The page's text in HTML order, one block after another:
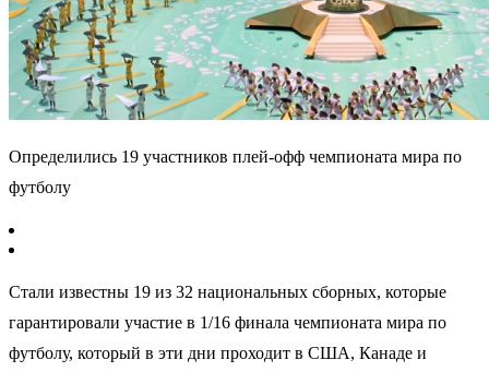
Определились 19 участников плей-офф чемпионата мира по
футболу
Стали известны 19 из 32 национальных сборных, которые
гарантировали участие в 1/16 финала чемпионата мира по
футболу, который в эти дни проходит в США, Канаде и